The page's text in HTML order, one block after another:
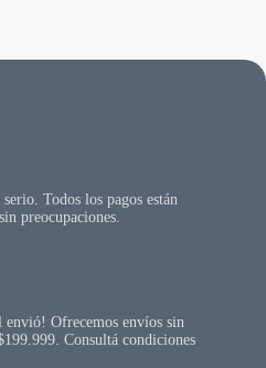
Todos los pagos están
preocupaciones.
envió! Ofrecemos envíos sin
Consultá condiciones